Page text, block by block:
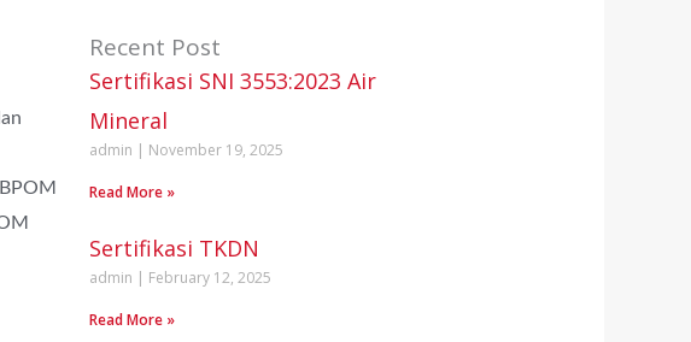
Recent Post
Sertifikasi SNI 3553:2023 Air
Mineral
admin November 19, 2025
Read More »
Sertifikasi TKDN
admin February 12, 2025
Read More »